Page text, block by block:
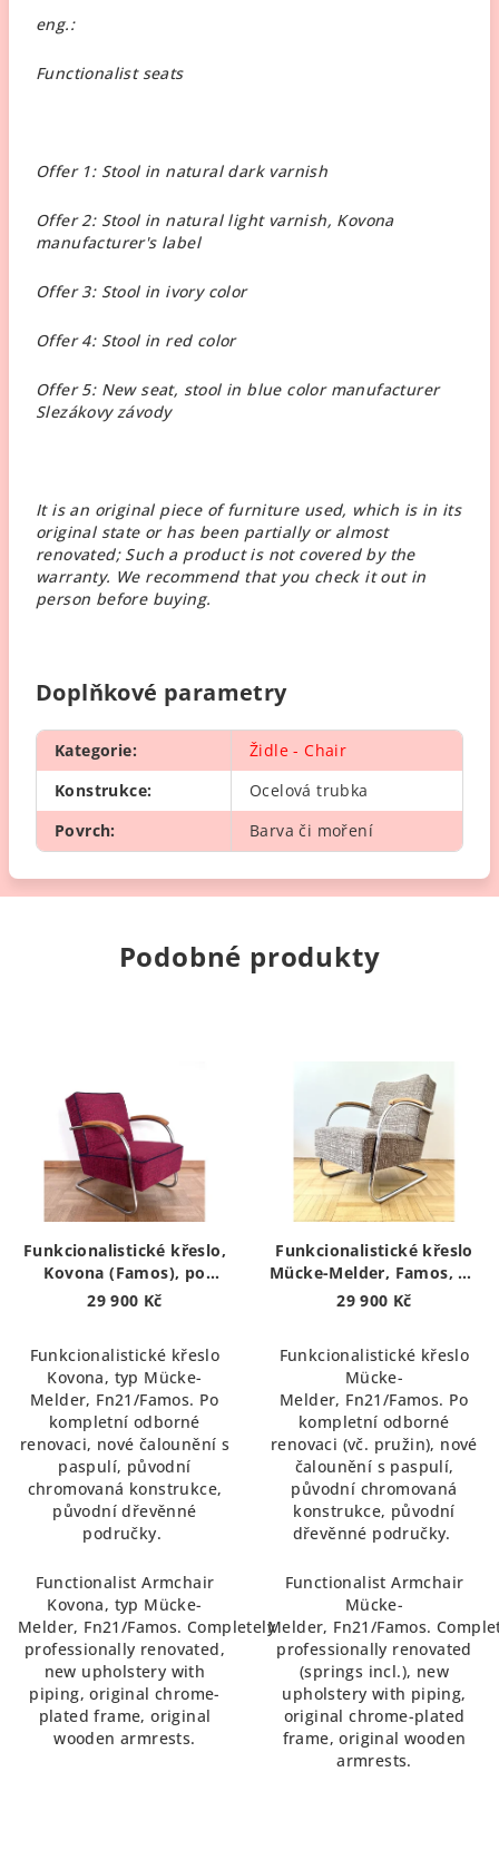
eng.:
Functionalist seats
Offer 1: Stool in natural dark varnish
Offer 2: Stool in natural light varnish, Kovona
manufacturer's label
Offer 3: Stool in ivory color
Offer 4: Stool in red color
Offer 5: New seat, stool in blue color manufacturer
Slezákovy závody
It is an original piece of furniture used, which is in its
original state or has been partially or almost
renovated; Such a product is not covered by the
warranty. We recommend that you check it out in
person before buying.
Doplňkové parametry
Kategorie:
Židle - Chair
Konstrukce:
Ocelová trubka
Povrch: Barva či moření
Podobné produkty
Funkcionalistické křeslo,
Kovona (Famos), po
renovaci | Functionalist
29 900 Kč
Funkcionalistické křeslo
Kovona, typ Mücke-
Melder, Fn21/Famos. Po
kompletní odborné
renovaci, nové čalounění s
paspulí, původní
chromovaná konstrukce,
původní dřevěnné
područky.
Functionalist Armchair
Kovona, typ Mücke-
Melder, Fn21/Famos. Completely
professionally renovated,
new upholstery with
piping, original chrome-
plated frame, original
wooden armrests.
Funkcionalistické křeslo
Mücke-Melder, Famos, po
renovaci | Functionalist
29 900 Kč
Funkcionalistické křeslo
Mücke-
Melder, Fn21/Famos. Po
kompletní odborné
renovaci (vč. pružin), nové
čalounění s paspulí,
původní chromovaná
konstrukce, původní
dřevěnné područky.
Functionalist Armchair
Mücke-
Melder, Fn21/Famos.
professionally renovated
(springs incl.), new
upholstery with piping,
original chrome-plated
frame, original wooden
armrests.